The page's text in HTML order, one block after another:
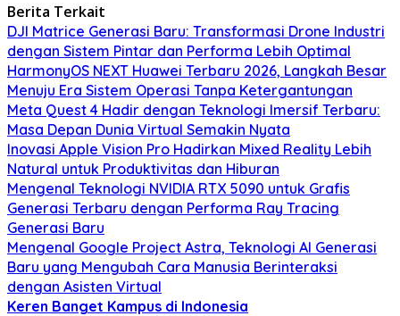
Berita Terkait
DJI Matrice Generasi Baru: Transformasi Drone Industri
dengan Sistem Pintar dan Performa Lebih Optimal
HarmonyOS NEXT Huawei Terbaru 2026, Langkah Besar
Menuju Era Sistem Operasi Tanpa Ketergantungan
Meta Quest 4 Hadir dengan Teknologi Imersif Terbaru:
Masa Depan Dunia Virtual Semakin Nyata
Inovasi Apple Vision Pro Hadirkan Mixed Reality Lebih
Natural untuk Produktivitas dan Hiburan
Mengenal Teknologi NVIDIA RTX 5090 untuk Grafis
Generasi Terbaru dengan Performa Ray Tracing
Generasi Baru
Mengenal Google Project Astra, Teknologi AI Generasi
Baru yang Mengubah Cara Manusia Berinteraksi
dengan Asisten Virtual
Keren Banget Kampus di Indonesia